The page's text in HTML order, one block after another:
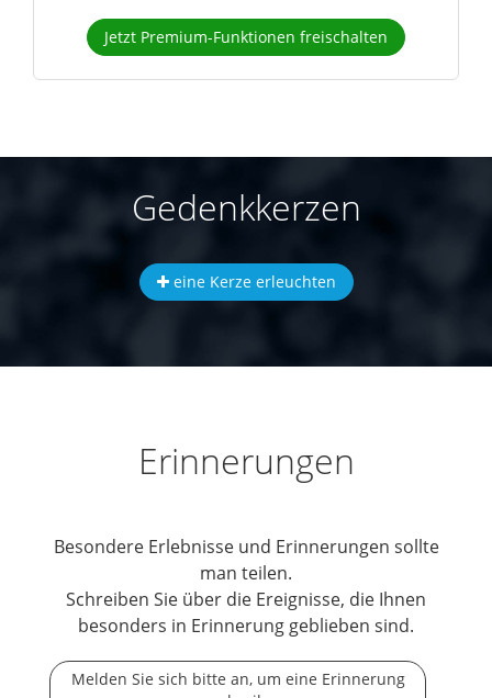
Jetzt Premium-Funktionen freischalten
Gedenkkerzen
eine Kerze erleuchten
Erinnerungen
Besondere Erlebnisse und Erinnerungen sollte
man teilen.
Schreiben Sie über die Ereignisse, die Ihnen
besonders in Erinnerung geblieben sind.
Melden Sie sich bitte an, um eine Erinnerung